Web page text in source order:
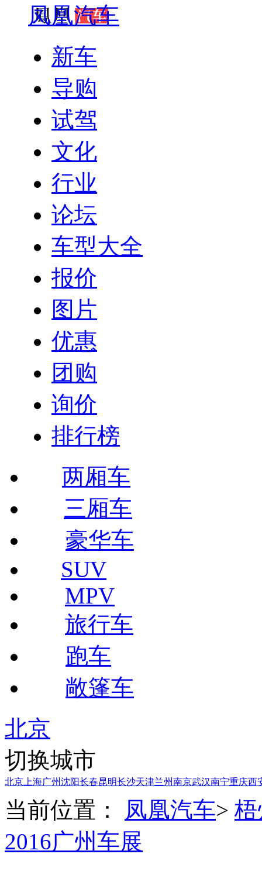
凤凰汽车
新车
导购
试驾
文化
行业
论坛
车型大全
报价
图片
优惠
团购
询价
排行榜
两厢车
三厢车
豪华车
SUV
MPV
旅行车
跑车
敞篷车
北京
切换城市
北京 上海广州沈阳长春昆明长沙天津兰州南京武汉南宁重庆西
当前位置： 凤凰汽车>
2016广州车展